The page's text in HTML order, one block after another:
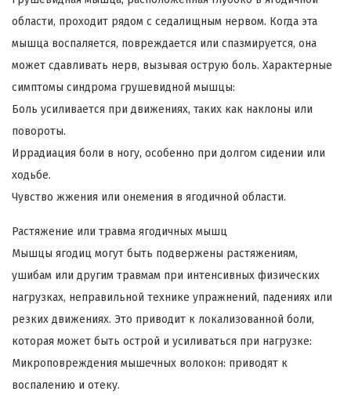
области, проходит рядом с седалищным нервом. Когда эта
мышца воспаляется, повреждается или спазмируется, она
может сдавливать нерв, вызывая острую боль. Характерные
симптомы синдрома грушевидной мышцы:
Боль усиливается при движениях, таких как наклоны или
повороты.
Иррадиация боли в ногу, особенно при долгом сидении или
ходьбе.
Чувство жжения или онемения в ягодичной области.
Растяжение или травма ягодичных мышц
Мышцы ягодиц могут быть подвержены растяжениям,
ушибам или другим травмам при интенсивных физических
нагрузках, неправильной технике упражнений, падениях или
резких движениях. Это приводит к локализованной боли,
которая может быть острой и усиливаться при нагрузке:
Микроповреждения мышечных волокон: приводят к
воспалению и отеку.